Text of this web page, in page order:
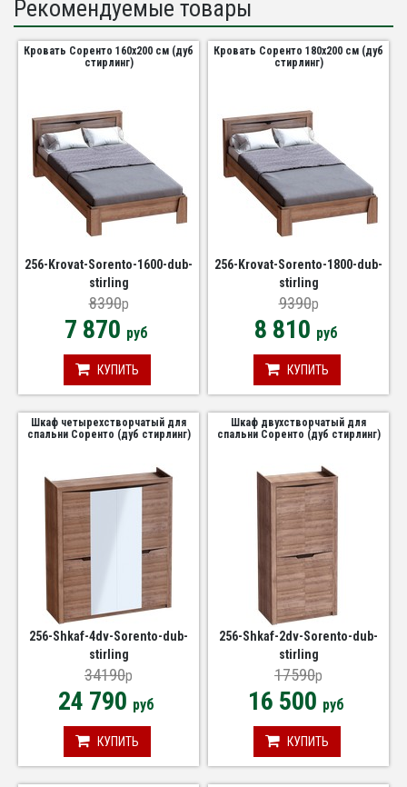
Рекомендуемые товары
Кровать Соренто 160х200 см (дуб
стирлинг)
256-Krovat-Sorento-1600-dub-
stirling
8390p
7 870 руб
КУПИТЬ
Кровать Соренто 180х200 см (дуб
стирлинг)
256-Krovat-Sorento-1800-dub-
stirling
9390p
8 810 руб
КУПИТЬ
Шкаф четырехстворчатый для
спальни Соренто (дуб стирлинг)
256-Shkaf-4dv-Sorento-dub-
stirling
34190p
24 790 руб
КУПИТЬ
Шкаф двухстворчатый для
спальни Соренто (дуб стирлинг)
256-Shkaf-2dv-Sorento-dub-
stirling
17590p
16 500 руб
КУПИТЬ